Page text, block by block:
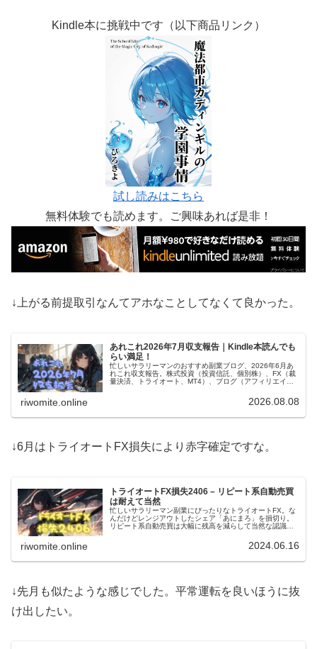
Kindle本に挑戦中です（以下商品リンク）
試し読みはこちら
無料体験でも読めます。ご興味あれば是非！
↓上がる前提取引なんてアホなことしてなくて良かった。
あれこれ2026年7月収支報告｜Kindle本読んでも
らい満足！
忙しいサラリーマンのおすすめ副業ブログ、2026年6月あ
れこれ収支報告。株式投資（投資信託、個別株）、FX（裁
量決済、トライオート、MT4）、ブログ（アフィリエイ
riwomite.online 2026.08.08
↓6月はトライオートFX損失により赤字確定ですな。
トライオートFX損失2406 – リピート系自動売買
は耐えて当然
忙しいサラリーマン副業にぴったりなトライオートFX。な
んだけどレンジアウトしたシェア「あにまろ」を損切り。
リピート系自動売買は大幅に残高を減らして当然な認識で
riwomite.online 2024.06.16
↓先月も似たような感じでした。平常運転を良いほうに抜
け出したい。